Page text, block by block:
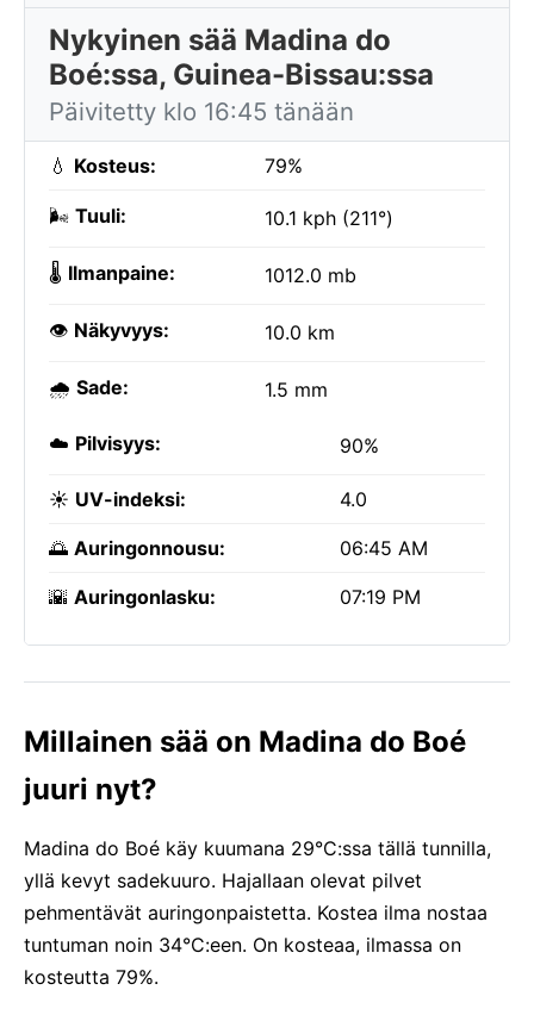
Nykyinen sää Madina do
Boé:ssa, Guinea-Bissau:ssa
Päivitetty klo 16:45 tänään
💧 Kosteus: 79%
🌬️ Tuuli: 10.1 kph (211°)
🌡️ Ilmanpaine: 1012.0 mb
👁️ Näkyvyys: 10.0 km
🌧️ Sade: 1.5 mm
☁️ Pilvisyys: 90%
☀️ UV-indeksi: 4.0
🌅 Auringonnousu: 06:45 AM
🌇 Auringonlasku: 07:19 PM
Millainen sää on Madina do Boé
juuri nyt?
Madina do Boé käy kuumana 29°C:ssa tällä tunnilla,
yllä kevyt sadekuuro. Hajallaan olevat pilvet
pehmentävät auringonpaistetta. Kostea ilma nostaa
tuntuman noin 34°C:een. On kosteaa, ilmassa on
kosteutta 79%.